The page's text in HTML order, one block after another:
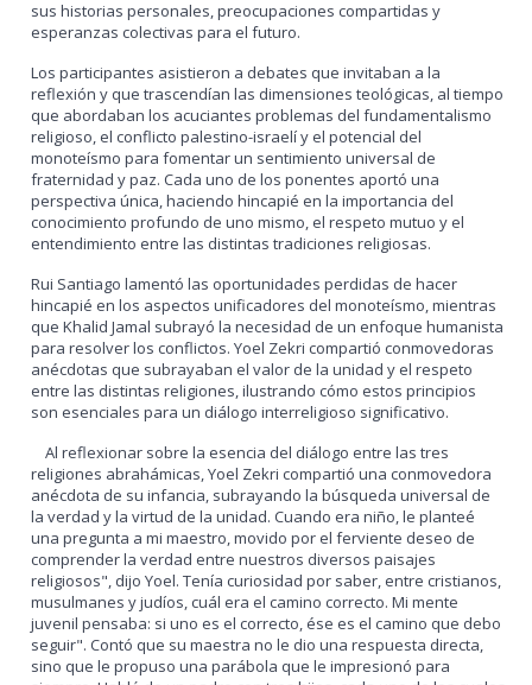
sus historias personales, preocupaciones compartidas y
esperanzas colectivas para el futuro.
Los participantes asistieron a debates que invitaban a la
reflexión y que trascendían las dimensiones teológicas, al tiempo
que abordaban los acuciantes problemas del fundamentalismo
religioso, el conflicto palestino-israelí y el potencial del
monoteísmo para fomentar un sentimiento universal de
fraternidad y paz. Cada uno de los ponentes aportó una
perspectiva única, haciendo hincapié en la importancia del
conocimiento profundo de uno mismo, el respeto mutuo y el
entendimiento entre las distintas tradiciones religiosas.
Rui Santiago lamentó las oportunidades perdidas de hacer
hincapié en los aspectos unificadores del monoteísmo, mientras
que Khalid Jamal subrayó la necesidad de un enfoque humanista
para resolver los conflictos. Yoel Zekri compartió conmovedoras
anécdotas que subrayaban el valor de la unidad y el respeto
entre las distintas religiones, ilustrando cómo estos principios
son esenciales para un diálogo interreligioso significativo.
Al reflexionar sobre la esencia del diálogo entre las tres
religiones abrahámicas, Yoel Zekri compartió una conmovedora
anécdota de su infancia, subrayando la búsqueda universal de
la verdad y la virtud de la unidad. Cuando era niño, le planteé
una pregunta a mi maestro, movido por el ferviente deseo de
comprender la verdad entre nuestros diversos paisajes
religiosos", dijo Yoel. Tenía curiosidad por saber, entre cristianos,
musulmanes y judíos, cuál era el camino correcto. Mi mente
juvenil pensaba: si uno es el correcto, ése es el camino que debo
seguir". Contó que su maestra no le dio una respuesta directa,
sino que le propuso una parábola que le impresionó para